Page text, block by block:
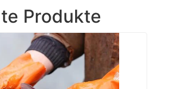
Produkte